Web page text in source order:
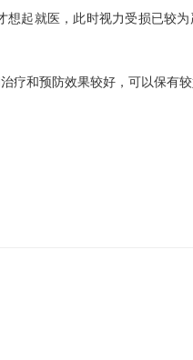
起就医，此时视力受损已较
疗和预防效果较好，可以保有较